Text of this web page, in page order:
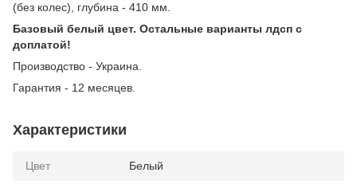
(без колес), глубина - 410 мм.
Базовый белый цвет. Остальные варианты лдсп с
доплатой!
Производство - Украина.
Гарантия - 12 месяцев.
Характеристики
Цвет Белый